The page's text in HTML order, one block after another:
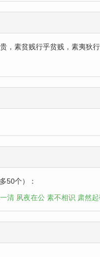
，素贫贱行乎贫贱，素夷狄
50个）：
清 夙夜在公 素不相识 肃然